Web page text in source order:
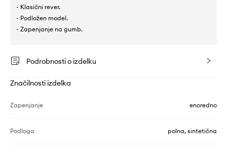
- Klasični rever.
- Podložen model.
- Zapenjanje na gumb.
Podrobnosti o izdelku
Značilnosti izdelka
Zapenjanje enoredno
Podloga polna, sintetična